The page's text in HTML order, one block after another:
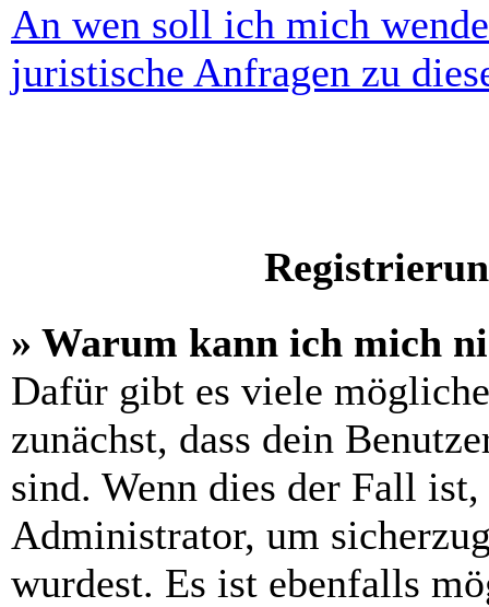
An wen soll ich mich
juristische Anfragen zu
» Warum kann ich mich
Dafür gibt es viele
zunächst, dass dein
sind. Wenn dies der Fall
Administrator, um
wurdest. Es ist ebenfalls